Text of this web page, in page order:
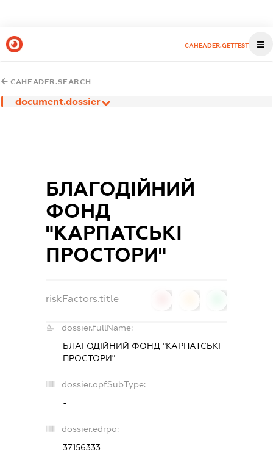
CAHEADER.GETTEST
CAHEADER.SEARCH
document.dossier
БЛАГОДІЙНИЙ
ФОНД
"КАРПАТСЬКІ
ПРОСТОРИ"
riskFactors.title
dossier.fullName:
БЛАГОДІЙНИЙ ФОНД "КАРПАТСЬКІ
ПРОСТОРИ"
dossier.opfSubType:
-
dossier.edrpo:
37156333